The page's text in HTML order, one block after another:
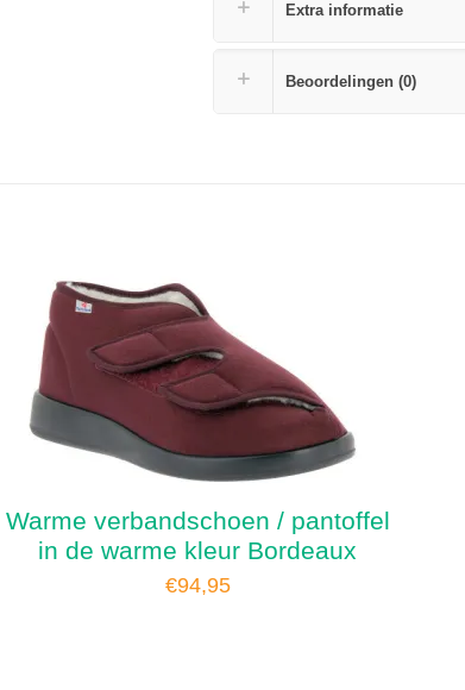
Extra informatie
Beoordelingen (0)
Warme verbandschoen / pantoffel
in de warme kleur Bordeaux
€94,95